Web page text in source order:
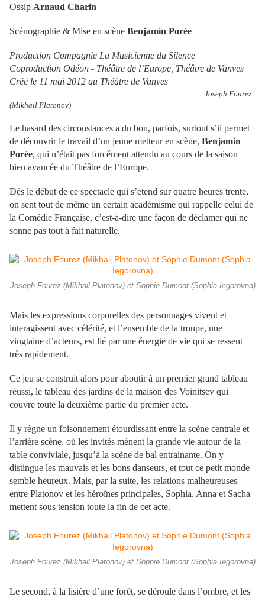
Ossip Arnaud Charin
Scénographie & Mise en scène Benjamin Porée
Production Compagnie La Musicienne du Silence
Coproduction Odéon - Théâtre de l’Europe, Théâtre de Vanves
Créé le 11 mai 2012 au Théâtre de Vanves
Joseph Fourez
(Mikhail Platonov)
Le hasard des circonstances a du bon, parfois, surtout s’il permet
de découvrir le travail d’un jeune metteur en scène, Benjamin
Porée, qui n’était pas forcément attendu au cours de la saison
bien avancée du Théâtre de l’Europe.
Dès le début de ce spectacle qui s’étend sur quatre heures trente,
on sent tout de même un certain académisme qui rappelle celui de
la Comédie Française, c’est-à-dire une façon de déclamer qui ne
sonne pas tout à fait naturelle.
Joseph Fourez (Mikhail Platonov) et Sophie Dumont (Sophia Iegorovna)
Mais les expressions corporelles des personnages vivent et
interagissent avec célérité, et l’ensemble de la troupe, une
vingtaine d’acteurs, est lié par une énergie de vie qui se ressent
très rapidement.
Ce jeu se construit alors pour aboutir à un premier grand tableau
réussi, le tableau des jardins de la maison des Voinitsev qui
couvre toute la deuxième partie du premier acte.
Il y règne un foisonnement étourdissant entre la scène centrale et
l’arrière scène, où les invités mènent la grande vie autour de la
table conviviale, jusqu’à la scène de bal entrainante. On y
distingue les mauvais et les bons danseurs, et tout ce petit monde
semble heureux. Mais, par la suite, les relations malheureuses
entre Platonov et les héroïnes principales, Sophia, Anna et Sacha
mettent sous tension toute la fin de cet acte.
Joseph Fourez (Mikhail Platonov) et Sophie Dumont (Sophia Iegorovna)
Le second, à la lisière d’une forêt, se déroule dans l’ombre, et les